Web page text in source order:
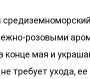
розовыми
конце мая и
требует ухода,